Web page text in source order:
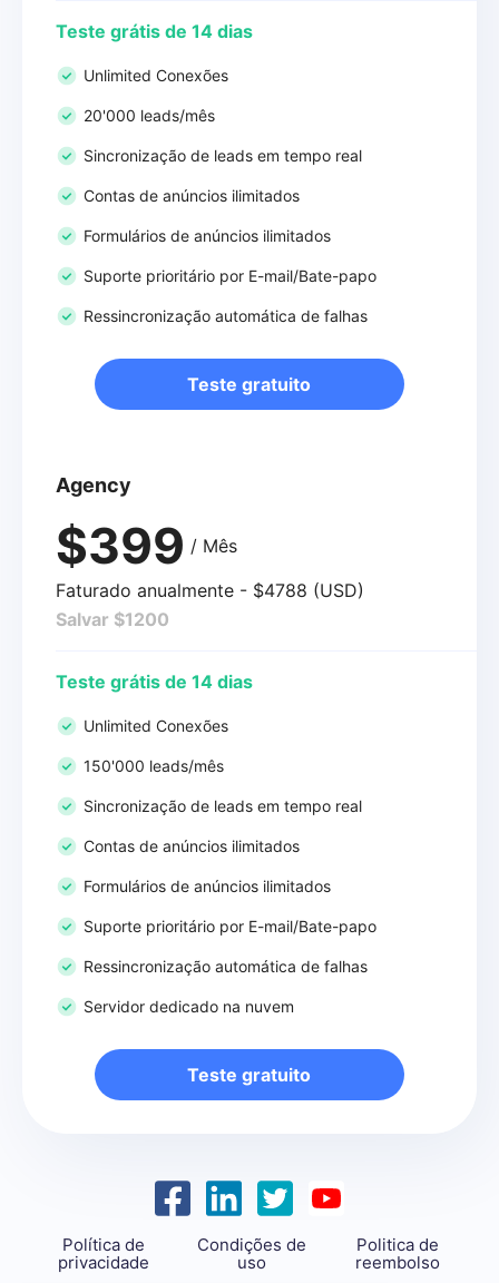
Teste grátis de 14 dias
Unlimited Conexões
20'000 leads/mês
Sincronização de leads em tempo real
Contas de anúncios ilimitados
Formulários de anúncios ilimitados
Suporte prioritário por E-mail/Bate-papo
Ressincronização automática de falhas
Teste gratuito
Agency
$399 / Mês
Faturado anualmente - $4788 (USD)
Salvar $1200
Teste grátis de 14 dias
Unlimited Conexões
150'000 leads/mês
Sincronização de leads em tempo real
Contas de anúncios ilimitados
Formulários de anúncios ilimitados
Suporte prioritário por E-mail/Bate-papo
Ressincronização automática de falhas
Servidor dedicado na nuvem
Teste gratuito
Política de
privacidade
Condições de
uso
Politica de
reembolso